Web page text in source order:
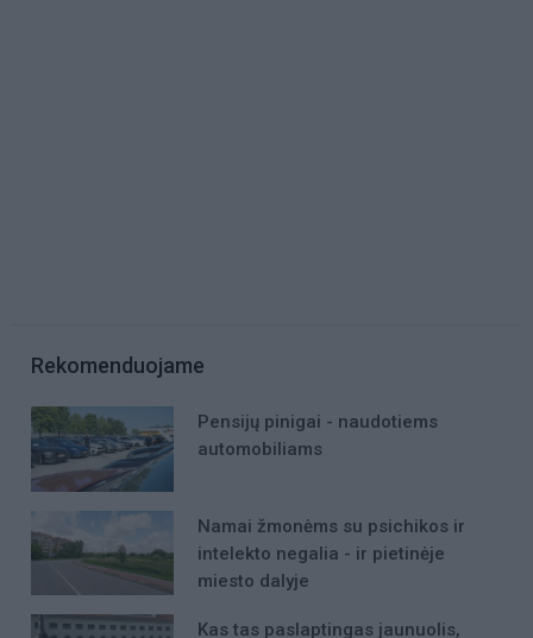
Rekomenduojame
Pensijų pinigai - naudotiems
automobiliams
Namai žmonėms su psichikos ir
intelekto negalia - ir pietinėje
miesto dalyje
Kas tas paslaptingas jaunuolis,